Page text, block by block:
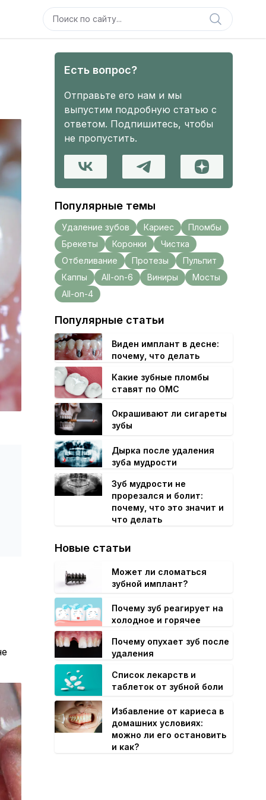
Есть вопрос?
Отправьте его нам и мы
выпустим подробную статью с
ответом. Подпишитесь, чтобы
не пропустить.
Популярные темы
Удаление зубов Кариес
Пломбы
Брекеты
Коронки
Чистка
Отбеливание
Протезы
Пульпит
Каппы
All-on-6 Виниры
Мосты
All-on-4
Популярные статьи
Виден имплант в десне:
почему, что делать
Какие зубные пломбы
ставят по ОМС
Окрашивают ли сигареты
зубы
Дырка после удаления
зуба мудрости
Зуб мудрости не
прорезался и болит:
почему, что это значит и
что делать
Новые статьи
Может ли сломаться
зубной имплант?
Почему зуб реагирует на
холодное и горячее
Почему опухает зуб после
удаления
Список лекарств и
таблеток от зубной боли
Избавление от кариеса в
домашних условиях:
можно ли его остановить
и как?